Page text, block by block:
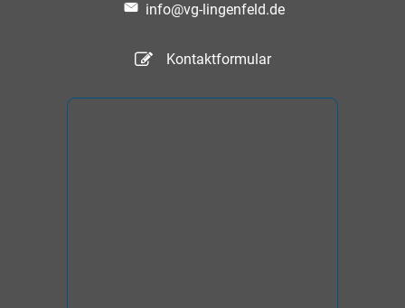
info@vg-lingenfeld.de
Kontaktformular